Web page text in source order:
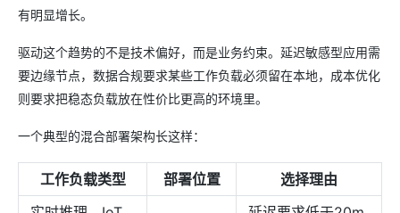
有明显增长。
驱动这个趋势的不是技术偏好，而是业务约束。延迟敏感型应用需
要边缘节点，数据合规要求某些工作负载必须留在本地，成本优化
则要求把稳态负载放在性价比更高的环境里。
一个典型的混合部署架构长这样：
工作负载类型 部署位置
选择理由